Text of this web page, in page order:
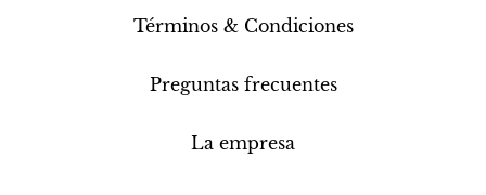
Términos & Condiciones
Preguntas frecuentes
La empresa